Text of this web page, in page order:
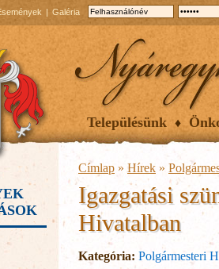
Galéria
Településünk
Címlap » Hírek »
Igazgatási
Hivatalban
Kategória: Polgármesteri